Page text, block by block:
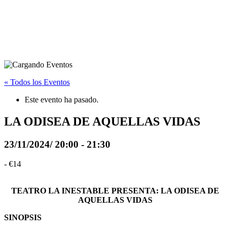
« Todos los Eventos
Este evento ha pasado.
LA ODISEA DE AQUELLAS VIDAS
23/11/2024/ 20:00 - 21:30
- €14
TEATRO LA INESTABLE PRESENTA: LA ODISEA DE
AQUELLAS VIDAS
SINOPSIS